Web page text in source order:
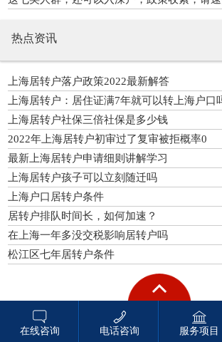
热点资讯
上海居转户落户政策2022最新解答
上海居转户：居住证满7年就可以转上海户口
上海居转户社保三倍社保是多少钱
2022年上海居转户初审过了复审被拒概率0
最新上海居转户申请细则讲解学习
上海居转户孩子可以立刻随迁吗
上海户口居转户条件
居转户排队时间长，如何加速？
在上海一年多没交税影响居转户吗
松江区七年居转户条件
在线咨询 电话咨询 服务项目